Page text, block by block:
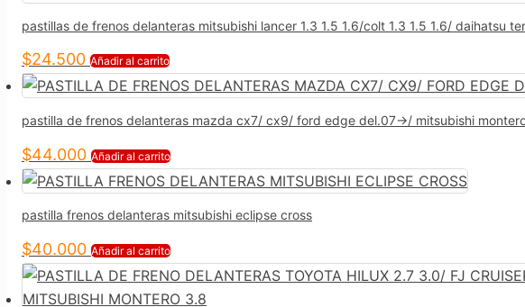
pastillas de frenos delanteras mitsubishi lancer 1.3 1.5 1.6/colt 1.3 1.5 1.6/ daihatsu
$24.500 Añadir al carrito
pastilla de frenos delanteras mazda cx7/ cx9/ ford edge del.07->/ mitsubishi
$44.000 Añadir al carrito
pastilla frenos delanteras mitsubishi eclipse cross
$40.000 Añadir al carrito